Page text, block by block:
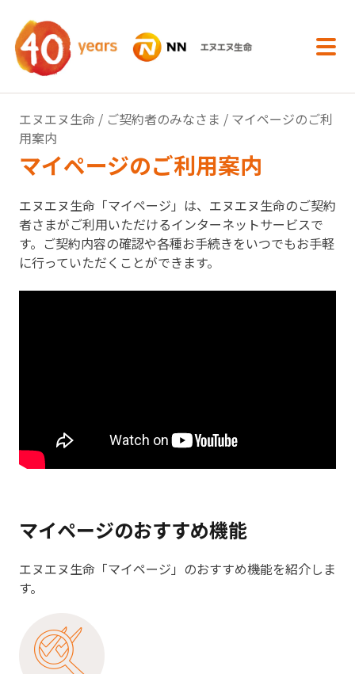
エヌエヌ生命 / ご契約者のみなさま / マイページのご利
用案内
マイページのご利用案内
エヌエヌ生命「マイページ」は、 エヌエヌ生命のご契約
者さまがご利用いただけるインターネットサービスで
す。ご契約内容の確認や各種お手続きをいつでもお手軽
に行っていただくことができます。
マイページのおすすめ機能
エヌエヌ生命「マイページ」のおすすめ機能を紹介しま
す。